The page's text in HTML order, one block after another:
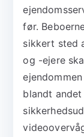
før.
sikkert sted
og -ejere
blandt